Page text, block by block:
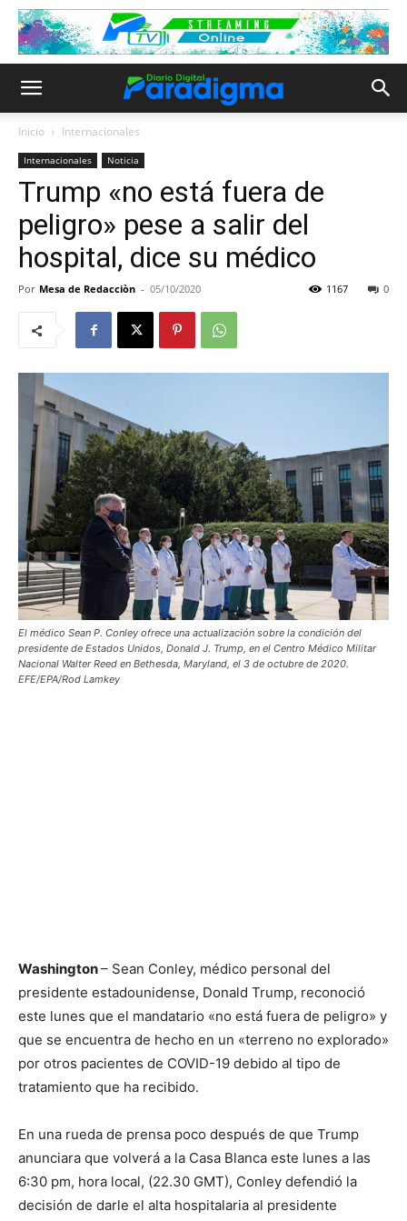
Inicio Internacionales
Internacionales Noticia
Trump «no está fuera de
peligro» pese a salir del
hospital, dice su médico
Por Mesa de Redacciòn - 05/10/2020 0
1167
El médico Sean P. Conley ofrece una actualización sobre la condición del
presidente de Estados Unidos, Donald J. Trump, en el Centro Médico Militar
Nacional Walter Reed en Bethesda, Maryland, el 3 de octubre de 2020.
EFE/EPA/Rod Lamkey
Washington– Sean Conley, médico personal del
presidente estadounidense, Donald Trump, reconoció
este lunes que el mandatario «no está fuera de peligro» y
que se encuentra de hecho en un «terreno no explorado»
por otros pacientes de COVID-19 debido al tipo de
tratamiento que ha recibido.
En una rueda de prensa poco después de que Trump
anunciara que volverá a la Casa Blanca este lunes a las
6:30 pm, hora local, (22.30 GMT), Conley defendió la
decisión de darle el alta hospitalaria al presidente